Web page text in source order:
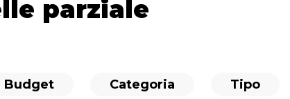
parziale
Budget Categoria Tipo